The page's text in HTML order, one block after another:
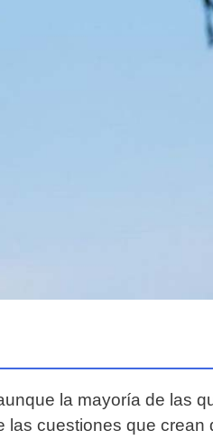
la mayoría de las
cuestiones que crean